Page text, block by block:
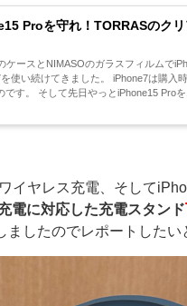
Proを守れ！TORRASのク
ケースとNIMASOのガラスフィルムで
使い続けてきました。 iPhone7は購入
状態を保って来られたのです。 そして先日やっとiPhone15 Pro
イヤレス充電、そして
電に対応した充電スタンド
したのでレポートしたい